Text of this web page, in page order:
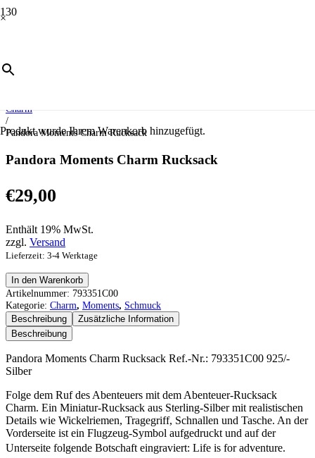
×
Produktwurde Ihrem Warenkorb hinzugefügt.
/
Charm
/
Pandora Moments Charm Rucksack
Pandora Moments Charm Rucksack
€29,00
Enthält 19% MwSt.
zzgl. Versand
Lieferzeit: 3-4 Werktage
Pandora
Moments
Charm
Rucksack
Menge
In den Warenkorb
Artikelnummer: 793351C00
Kategorie: Charm, Moments, Schmuck
Beschreibung
Zusätzliche Information
Beschreibung
Pandora Moments Charm Rucksack Ref.-Nr.: 793351C00 925/-
Silber
Folge dem Ruf des Abenteuers mit dem Abenteuer-Rucksack
Charm. Ein Miniatur-Rucksack aus Sterling-Silber mit realistischen
Details wie Wickelriemen, Tragegriff, Schnallen und Tasche. An der
Vorderseite ist ein Flugzeug-Symbol aufgedruckt und auf der
Unterseite folgende Botschaft eingraviert: Life is for adventure.